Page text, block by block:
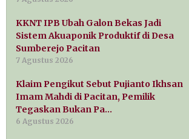
KKNT IPB Ubah Galon Bekas Jadi
Sistem Akuaponik Produktif di Desa
Sumberejo Pacitan
7 Agustus 2026
Klaim Pengikut Sebut Pujianto Ikhsan
Imam Mahdi di Pacitan, Pemilik
Tegaskan Bukan Pa…
6 Agustus 2026